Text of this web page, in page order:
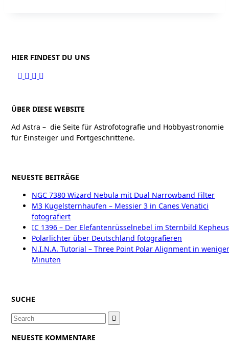
HIER FINDEST DU UNS
ÜBER DIESE WEBSITE
Ad Astra – die Seite für Astrofotografie und Hobbyastronomie
für Einsteiger und Fortgeschrittene.
NEUESTE BEITRÄGE
NGC 7380 Wizard Nebula mit Dual Narrowband Filter
M3 Kugelsternhaufen – Messier 3 in Canes Venatici
fotografiert
IC 1396 – Der Elefantenrüsselnebel im Sternbild Kepheus
Polarlichter über Deutschland fotografieren
N.I.N.A. Tutorial – Three Point Polar Alignment in
Minuten
SUCHE
Search
for:
NEUESTE KOMMENTARE